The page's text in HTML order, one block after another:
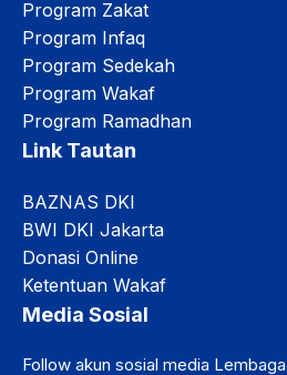
Program Zakat
Program Infaq
Program Sedekah
Program Wakaf
Program Ramadhan
Link Tautan
BAZNAS DKI
BWI DKI Jakarta
Donasi Online
Ketentuan Wakaf
Media Sosial
Follow akun sosial media